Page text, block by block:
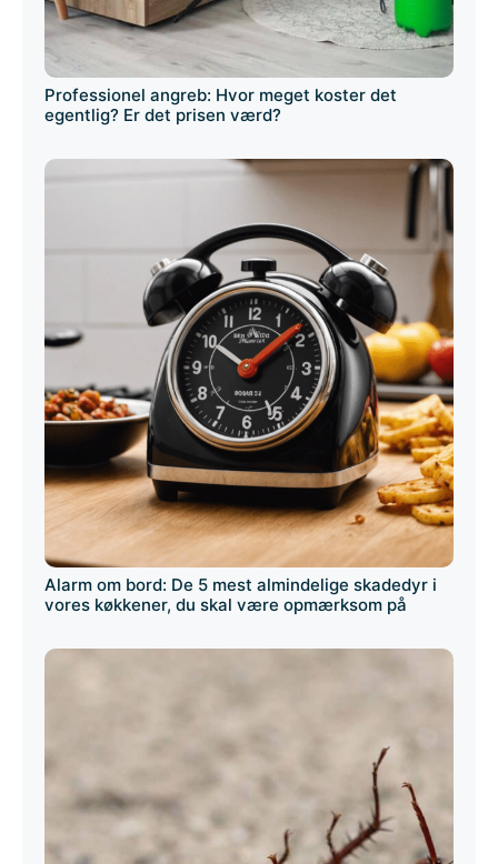
Professionel angreb: Hvor meget koster det
egentlig? Er det prisen værd?
Alarm om bord: De 5 mest almindelige skadedyr i
vores køkkener, du skal være opmærksom på